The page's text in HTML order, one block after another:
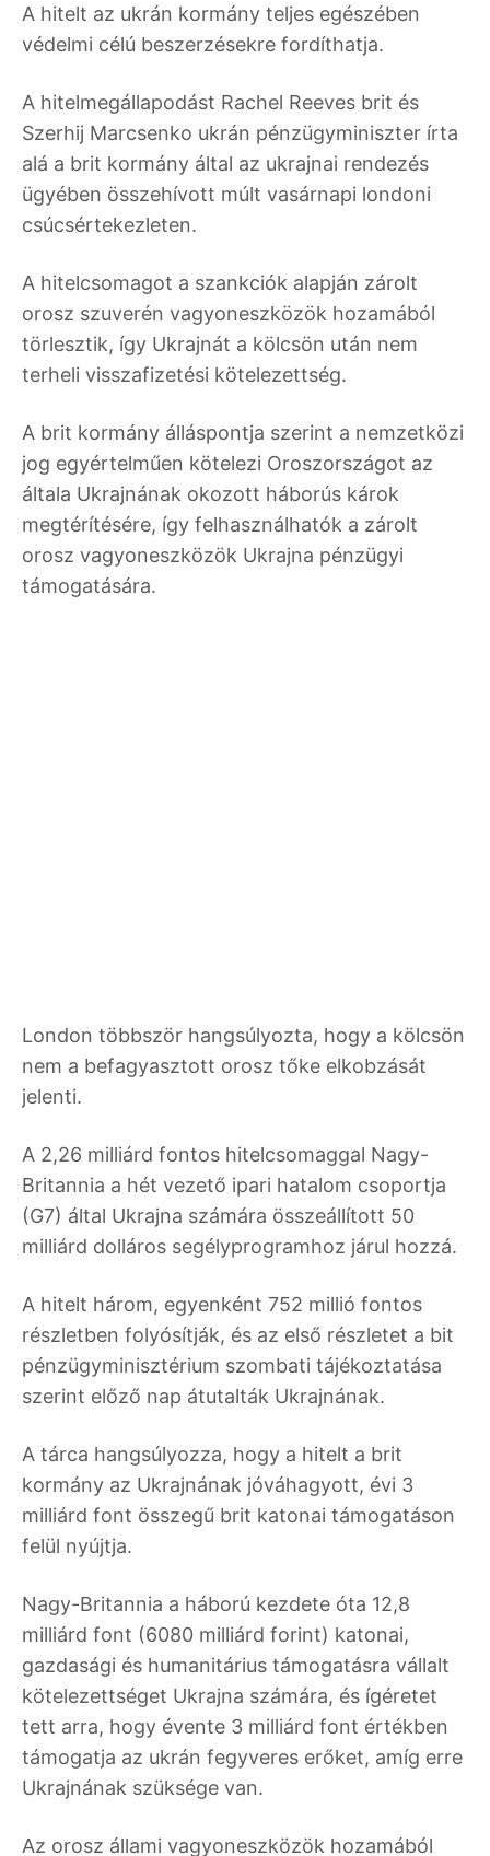
A hitelt az ukrán kormány teljes egészében
védelmi célú beszerzésekre fordíthatja.
A hitelmegállapodást Rachel Reeves brit és
Szerhij Marcsenko ukrán pénzügyminiszter írta
alá a brit kormány által az ukrajnai rendezés
ügyében összehívott múlt vasárnapi londoni
csúcsértekezleten.
A hitelcsomagot a szankciók alapján zárolt
orosz szuverén vagyoneszközök hozamából
törlesztik, így Ukrajnát a kölcsön után nem
terheli visszafizetési kötelezettség.
A brit kormány álláspontja szerint a nemzetközi
jog egyértelműen kötelezi Oroszországot az
általa Ukrajnának okozott háborús károk
megtérítésére, így felhasználhatók a zárolt
orosz vagyoneszközök Ukrajna pénzügyi
támogatására.
London többször hangsúlyozta, hogy a kölcsön
nem a befagyasztott orosz tőke elkobzását
jelenti.
A 2,26 milliárd fontos hitelcsomaggal Nagy-
Britannia a hét vezető ipari hatalom csoportja
(G7) által Ukrajna számára összeállított 50
milliárd dolláros segélyprogramhoz járul hozzá.
A hitelt három, egyenként 752 millió fontos
részletben folyósítják, és az első részletet a bit
pénzügyminisztérium szombati tájékoztatása
szerint előző nap átutalták Ukrajnának.
A tárca hangsúlyozza, hogy a hitelt a brit
kormány az Ukrajnának jóváhagyott, évi 3
milliárd font összegű brit katonai támogatáson
felül nyújtja.
Nagy-Britannia a háború kezdete óta 12,8
milliárd font (6080 milliárd forint) katonai,
gazdasági és humanitárius támogatásra vállalt
kötelezettséget Ukrajna számára, és ígéretet
tett arra, hogy évente 3 milliárd font értékben
támogatja az ukrán fegyveres erőket, amíg erre
Ukrajnának szüksége van.
Az orosz állami vagyoneszközök hozamából